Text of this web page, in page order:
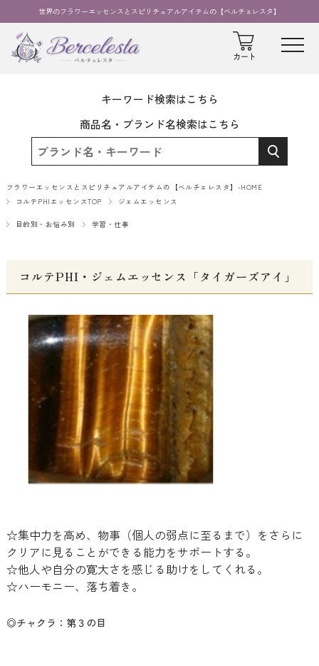
世界のフラワーエッセンスとスピリチュアルアイテムの【ベルチェレスタ】
キーワード検索はこちら
商品名・ブランド名検索はこちら
フラワーエッセンスとスピリチュアルアイテムの【ベルチェレスタ】-HOME
コルテPHIエッセンスTOP
ジェムエッセンス
目的別・お悩み別 学習・仕事
コルテPHI・ジェムエッセンス「タイガーズアイ」
☆集中力を高め、物事（個人の弱点に至るまで）をさらに
クリアに見ることができる能力をサポートする。
☆他人や自分の寛大さを感じる助けをしてくれる。
☆ハーモニー、落ち着き。
◎チャクラ：第３の目